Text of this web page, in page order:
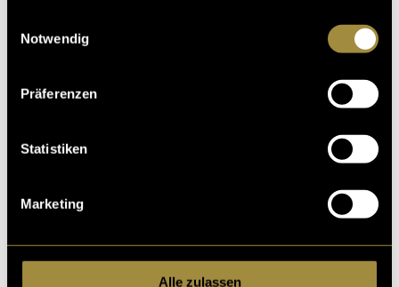
Notwendig
Präferenzen
Statistiken
Marketing
Alle zulassen
Ähnliche Artikel